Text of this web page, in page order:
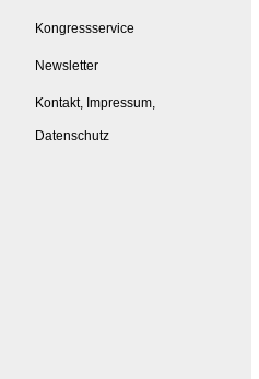
Kongressservice
Newsletter
Kontakt, Impressum,
Datenschutz